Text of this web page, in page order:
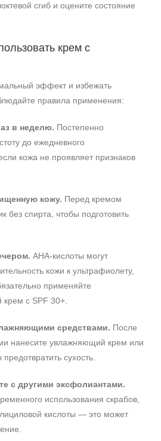
сгиб и оцените состояние
крем с
эффект и избежать
правила применения:
в неделю. Постепенно
до ежедневного
кожа не проявляет признаков
кожу. Перед кремом
без спирта, чтобы подготовить
АНА‑кислоты могут
кожи к ультрафиолету,
применяйте
с SPF 30+.
средствами. После
нанесите увлажняющий крем или
сухость.
с другими эксфолиантами.
использования скрабов,
кислоты — это может